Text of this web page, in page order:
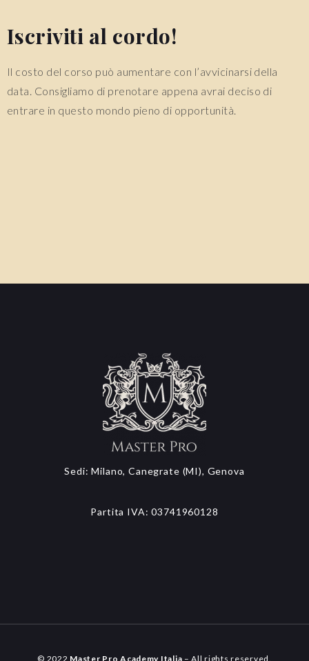
Iscriviti al cordo!
Il costo del corso può aumentare con l’avvicinarsi della
data. Consigliamo di prenotare appena avrai deciso di
entrare in questo mondo pieno di opportunità.
Sedi: Milano, Canegrate (MI), Genova
Partita IVA: 03741960128
© 2022 Master Pro Academy Italia – All rights reserved.